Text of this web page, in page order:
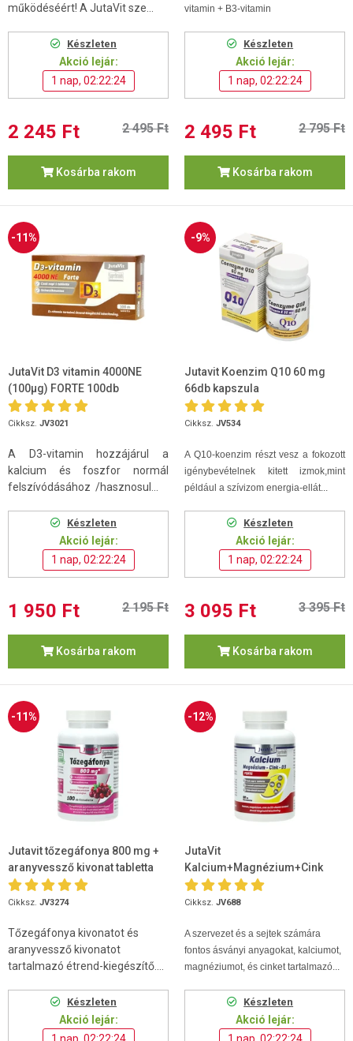
működéséért! A JutaVit sze...
Készleten
Akció lejár:
1 nap, 02:22:24
2 245 Ft 2 495 Ft
Kosárba rakom
vitamin + B3-vitamin
Készleten
Akció lejár:
1 nap, 02:22:24
2 495 Ft 2 795 Ft
Kosárba rakom
-11%
JutaVit D3 vitamin 4000NE
(100µg) FORTE 100db
Cikksz. JV3021
A D3-vitamin hozzájárul a
kalcium és foszfor normál
felszívódásához /hasznosul...
Készleten
Akció lejár:
1 nap, 02:22:24
1 950 Ft 2 195 Ft
Kosárba rakom
-9%
Jutavit Koenzim Q10 60 mg
66db kapszula
Cikksz. JV534
A Q10-koenzim részt vesz a fokozott
igénybevételnek kitett izmok,mint
például a szívizom energia-ellát...
Készleten
Akció lejár:
1 nap, 02:22:24
3 095 Ft 3 395 Ft
Kosárba rakom
-11%
Jutavit tőzegáfonya 800 mg +
aranyvessző kivonat tabletta
100db
Cikksz. JV3274
Tőzegáfonya kivonatot és
aranyvessző kivonatot
tartalmazó étrend-kiegészítő....
Készleten
Akció lejár:
-12%
JutaVit
Kalcium+Magnézium+Cink
Forte 90 db
Cikksz. JV688
A szervezet és a sejtek számára
fontos ásványi anyagokat, kalciumot,
magnéziumot, és cinket tartalmazó...
Készleten
Akció lejár: